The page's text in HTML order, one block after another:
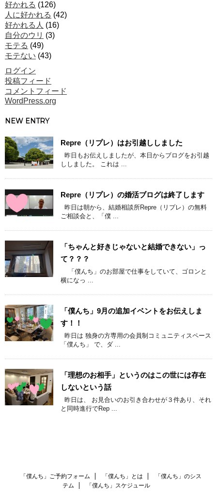
好かれる (126)
人に好かれる (42)
好かれる人 (16)
自分のウリ (3)
モテる (49)
モテない (43)
ログイン
投稿フィード
コメントフィード
WordPress.org
NEW ENTRY
Repre（リプレ）はお引越ししました
昨日もお伝えしましたが、本日からブログをお引越
ししました。 これは ...
Repre（リプレ）の婚活ブログは終了します
昨日は朝から、結婚相談所Repre（リプレ）の無料
ご相談会と、「僕 ...
「ちゃんと好きじゃないと結婚できない」っ
て？？？
「僕んち」のお部屋で仕事をしていて、ゴロンと
横になっ ...
「僕んち」9月の追加イベントをお伝えしま
す！！
昨日は 独身の方専用の会員制コミュニティスペース
「僕んち」 で、ダ ...
「理想のお相手」というのはこの世には存在
しないという話
昨日は、 お見合いのお引き合わせが３件あり、それ
と同時進行でRep ...
「僕んち」ご予約フォーム 「僕んち」とは
「僕んち」のシス
テム
「僕んち」スケジュール